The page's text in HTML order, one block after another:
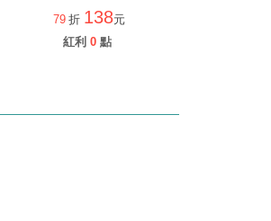
OTTER
79 折 138元
紅利 0 點